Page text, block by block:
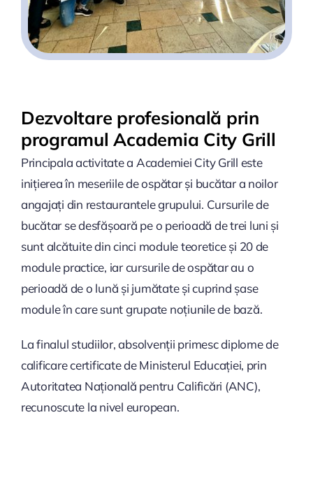
Dezvoltare profesională prin
programul Academia City Grill
Principala activitate a Academiei City Grill este
inițierea în meseriile de ospătar și bucătar a noilor
angajați din restaurantele grupului. Cursurile de
bucătar se desfășoară pe o perioadă de trei luni și
sunt alcătuite din cinci module teoretice și 20 de
module practice, iar cursurile de ospătar au o
perioadă de o lună și jumătate și cuprind șase
module în care sunt grupate noțiunile de bază.
La finalul studiilor, absolvenții primesc diplome de
calificare certificate de Ministerul Educației, prin
Autoritatea Națională pentru Calificări (ANC),
recunoscute la nivel european.